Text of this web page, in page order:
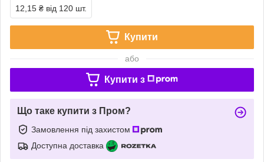
12,15 ₴ від 120 шт.
Купити
або
Купити з
Що таке купити з Пром?
Замовлення під захистом
Доступна доставка